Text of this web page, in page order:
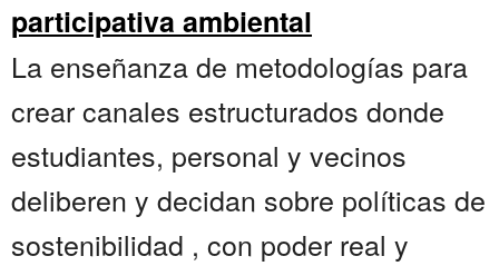
participativa ambiental
La enseñanza de metodologías para
crear canales estructurados donde
estudiantes, personal y vecinos
deliberen y decidan sobre políticas de
sostenibilidad , con poder real y